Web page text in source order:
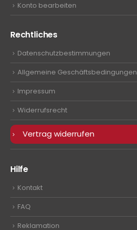
Konto bearbeiten
Rechtliches
Datenschutzbestimmungen
Allgemeine Geschäftsbedingungen
Impressum
Widerrufsrecht
Vertrag widerrufen
Hilfe
Kontakt
FAQ
Reklamation